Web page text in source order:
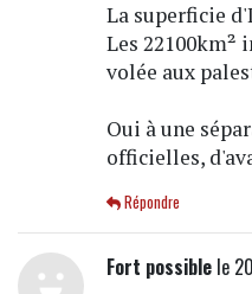
La superficie
Les 22100km²
volée aux
Oui à une
officielles,
Répondre
Fort possiblele